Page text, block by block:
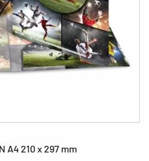
A4 210 x 297 mm